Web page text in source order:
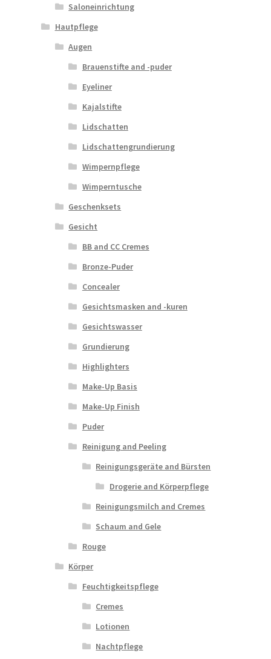
Saloneinrichtung
Hautpflege
Augen
Brauenstifte and -puder
Eyeliner
Kajalstifte
Lidschatten
Lidschattengrundierung
Wimpernpflege
Wimperntusche
Geschenksets
Gesicht
BB and CC Cremes
Bronze-Puder
Concealer
Gesichtsmasken and -kuren
Gesichtswasser
Grundierung
Highlighters
Make-Up Basis
Make-Up Finish
Puder
Reinigung and Peeling
Reinigungsgeräte and Bürsten
Drogerie and Körperpflege
Reinigungsmilch and Cremes
Schaum and Gele
Rouge
Körper
Feuchtigkeitspflege
Cremes
Lotionen
Nachtpflege